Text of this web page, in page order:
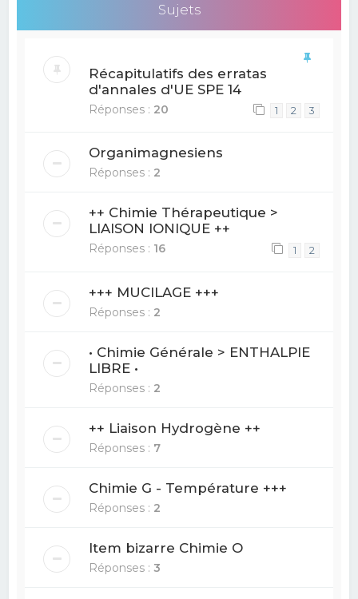
Sujets
Récapitulatifs des erratas
d'annales d'UE SPE 14
Réponses : 20 1 2 3
Organimagnesiens
Réponses : 2
++ Chimie Thérapeutique >
LIAISON IONIQUE ++
Réponses : 16 1 2
+++ MUCILAGE +++
Réponses : 2
• Chimie Générale > ENTHALPIE
LIBRE •
Réponses : 2
++ Liaison Hydrogène ++
Réponses : 7
Chimie G - Température +++
Réponses : 2
Item bizarre Chimie O
Réponses :3